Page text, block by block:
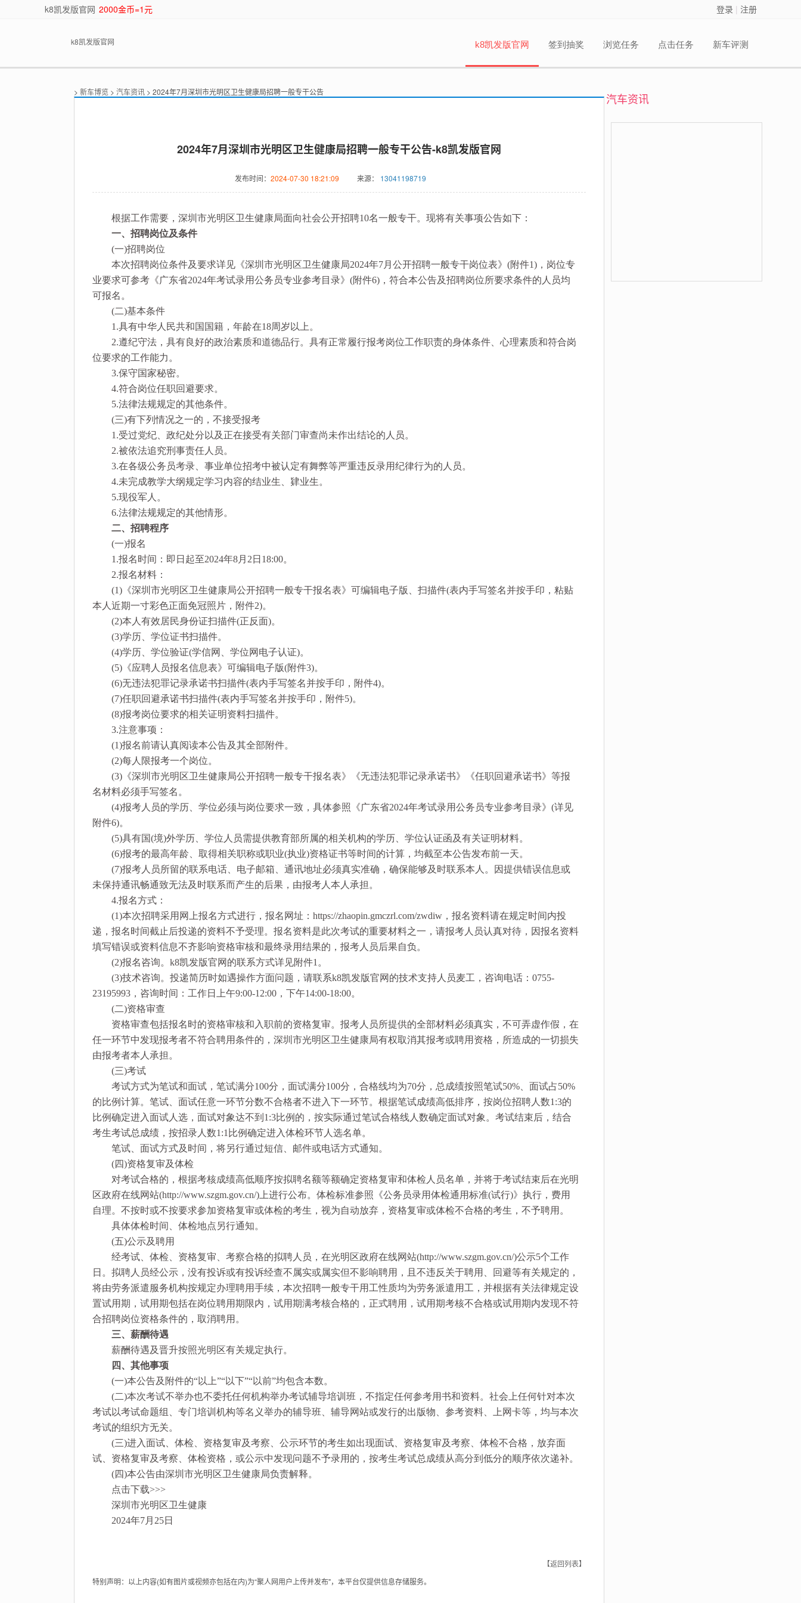
登录 | 注册
k8凯发版官网 2000金币=1元
k8凯发版官网 k8凯发版官网 签到抽奖 浏览任务 点击任务 新车评测
> 新车博览 > 汽车资讯 > 2024年7月深圳市光明区卫生健康局招聘一般专干公告
2024年7月深圳市光明区卫生健康局招聘一般专干公告-k8凯发版官网
发布时间： 2024-07-30 18:21:09 来源： 13041198719
根据工作需要，深圳市光明区卫生健康局面向社会公开招聘10名一般专干。现将有关事项公告如下：
一、招聘岗位及条件
(一)招聘岗位
本次招聘岗位条件及要求详见《深圳市光明区卫生健康局2024年7月公开招聘一般专干岗位表》(附件1)，岗位专
业要求可参考《广东省2024年考试录用公务员专业参考目录》(附件6)，符合本公告及招聘岗位所要求条件的人员均
可报名。
(二)基本条件
1.具有中华人民共和国国籍，年龄在18周岁以上。
2.遵纪守法，具有良好的政治素质和道德品行。具有正常履行报考岗位工作职责的身体条件、心理素质和符合岗
位要求的工作能力。
3.保守国家秘密。
4.符合岗位任职回避要求。
5.法律法规规定的其他条件。
(三)有下列情况之一的，不接受报考
1.受过党纪、政纪处分以及正在接受有关部门审查尚未作出结论的人员。
2.被依法追究刑事责任人员。
3.在各级公务员考录、事业单位招考中被认定有舞弊等严重违反录用纪律行为的人员。
4.未完成教学大纲规定学习内容的结业生、肄业生。
5.现役军人。
6.法律法规规定的其他情形。
二、招聘程序
(一)报名
1.报名时间：即日起至2024年8月2日18:00。
2.报名材料：
(1)《深圳市光明区卫生健康局公开招聘一般专干报名表》可编辑电子版、扫描件(表内手写签名并按手印，粘贴
本人近期一寸彩色正面免冠照片，附件2)。
(2)本人有效居民身份证扫描件(正反面)。
(3)学历、学位证书扫描件。
(4)学历、学位验证(学信网、学位网电子认证)。
(5)《应聘人员报名信息表》可编辑电子版(附件3)。
(6)无违法犯罪记录承诺书扫描件(表内手写签名并按手印，附件4)。
(7)任职回避承诺书扫描件(表内手写签名并按手印，附件5)。
(8)报考岗位要求的相关证明资料扫描件。
3.注意事项：
(1)报名前请认真阅读本公告及其全部附件。
(2)每人限报考一个岗位。
(3)《深圳市光明区卫生健康局公开招聘一般专干报名表》《无违法犯罪记录承诺书》《任职回避承诺书》等报
名材料必须手写签名。
(4)报考人员的学历、学位必须与岗位要求一致，具体参照《广东省2024年考试录用公务员专业参考目录》(详见
附件6)。
(5)具有国(境)外学历、学位人员需提供教育部所属的相关机构的学历、学位认证函及有关证明材料。
(6)报考的最高年龄、取得相关职称或职业(执业)资格证书等时间的计算，均截至本公告发布前一天。
(7)报考人员所留的联系电话、电子邮箱、通讯地址必须真实准确，确保能够及时联系本人。因提供错误信息或
未保持通讯畅通致无法及时联系而产生的后果，由报考人本人承担。
4.报名方式：
(1)本次招聘采用网上报名方式进行，报名网址：https://zhaopin.gmczrl.com/zwdiw，报名资料请在规定时间内投
递，报名时间截止后投递的资料不予受理。报名资料是此次考试的重要材料之一，请报考人员认真对待，因报名资料
填写错误或资料信息不齐影响资格审核和最终录用结果的，报考人员后果自负。
(2)报名咨询。k8凯发版官网的联系方式详见附件1。
(3)技术咨询。投递简历时如遇操作方面问题，请联系k8凯发版官网的技术支持人员麦工，咨询电话：0755-
23195993，咨询时间：工作日上午9:00-12:00，下午14:00-18:00。
(二)资格审查
资格审查包括报名时的资格审核和入职前的资格复审。报考人员所提供的全部材料必须真实，不可弄虚作假，在
任一环节中发现报考者不符合聘用条件的，深圳市光明区卫生健康局有权取消其报考或聘用资格，所造成的一切损失
由报考者本人承担。
(三)考试
考试方式为笔试和面试，笔试满分100分，面试满分100分，合格线均为70分，总成绩按照笔试50%、面试占50%
的比例计算。笔试、面试任意一环节分数不合格者不进入下一环节。根据笔试成绩高低排序，按岗位招聘人数1:3的
比例确定进入面试人选，面试对象达不到1:3比例的，按实际通过笔试合格线人数确定面试对象。考试结束后，结合
考生考试总成绩，按招录人数1:1比例确定进入体检环节人选名单。
笔试、面试方式及时间，将另行通过短信、邮件或电话方式通知。
(四)资格复审及体检
对考试合格的，根据考核成绩高低顺序按拟聘名额等额确定资格复审和体检人员名单，并将于考试结束后在光明
区政府在线网站(http://www.szgm.gov.cn/)上进行公布。体检标准参照《公务员录用体检通用标准(试行)》执行，费用
自理。不按时或不按要求参加资格复审或体检的考生，视为自动放弃，资格复审或体检不合格的考生，不予聘用。
具体体检时间、体检地点另行通知。
(五)公示及聘用
经考试、体检、资格复审、考察合格的拟聘人员，在光明区政府在线网站(http://www.szgm.gov.cn/)公示5个工作
日。拟聘人员经公示，没有投诉或有投诉经查不属实或属实但不影响聘用，且不违反关于聘用、回避等有关规定的，
将由劳务派遣服务机构按规定办理聘用手续，本次招聘一般专干用工性质均为劳务派遣用工，并根据有关法律规定设
置试用期，试用期包括在岗位聘用期限内，试用期满考核合格的，正式聘用，试用期考核不合格或试用期内发现不符
合招聘岗位资格条件的，取消聘用。
三、薪酬待遇
薪酬待遇及晋升按照光明区有关规定执行。
四、其他事项
(一)本公告及附件的“以上”“以下”“以前”均包含本数。
(二)本次考试不举办也不委托任何机构举办考试辅导培训班，不指定任何参考用书和资料。社会上任何针对本次
考试以考试命题组、专门培训机构等名义举办的辅导班、辅导网站或发行的出版物、参考资料、上网卡等，均与本次
考试的组织方无关。
(三)进入面试、体检、资格复审及考察、公示环节的考生如出现面试、资格复审及考察、体检不合格，放弃面
试、资格复审及考察、体检资格，或公示中发现问题不予录用的，按考生考试总成绩从高分到低分的顺序依次递补。
(四)本公告由深圳市光明区卫生健康局负责解释。
点击下载>>>
深圳市光明区卫生健康
2024年7月25日
【返回列表】
特别声明：以上内容(如有图片或视频亦包括在内)为“聚人网用户上传并发布"，本平台仅提供信息存储服务。
汽车资讯